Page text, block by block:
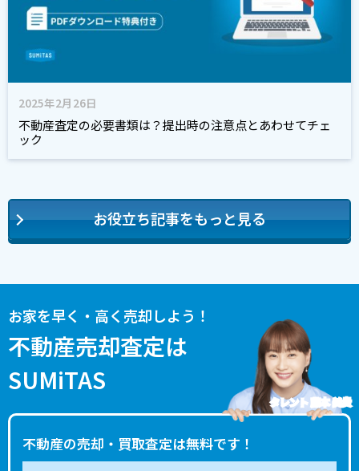
2025年2月26日
不動産査定の必要書類は？提出時の注意点とあわせてチェ
ック
お役立ち記事をもっと見る
お家を早く・高く売却しよう！
不動産売却査定は
SUMiTAS
不動産の売却・買取査定は無料です！
タレント 藤本 美貴